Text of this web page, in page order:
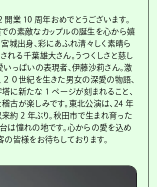
開業 10 周年おめでとうございます。
の素敵なカップルの誕生を心から嬉
宮城出身、彩にあふれ清々しく素晴ら
れる千葉雄大さん。うつくしさと慈し
いっぱいの表現者、伊藤沙莉さん。激
２０世紀を生きた男女の深愛の物語、
に新たな 1 ページが刻まれること、
稽古が楽しみです。東北公演は、24 年
約 2 年ぶり。秋田市で生まれ育った
は憧れの地です。心からの愛を込め
の皆様をお待ちしております。